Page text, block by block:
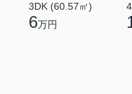
3DK (60.57㎡)
6万円